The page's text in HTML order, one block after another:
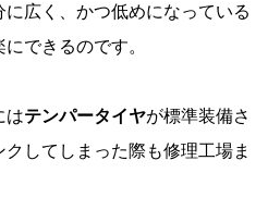
広く、かつ低めになっている
できるのです。
はテンパータイヤが標準装備さ
してしまった際も修理工場ま